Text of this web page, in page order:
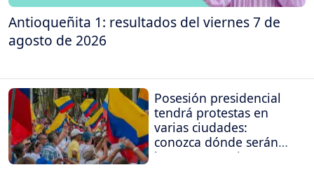
Antioqueñita 1: resultados del viernes 7 de
agosto de 2026
Posesión presidencial
tendrá protestas en
varias ciudades:
conozca dónde serán
las concentraciones